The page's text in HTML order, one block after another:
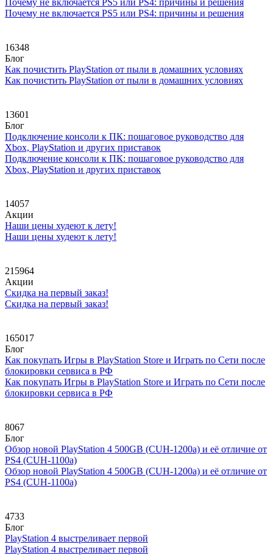
Почему не включается PS5 или PS4: причины и решения
16348
Блог
Как почистить PlayStation от пыли в домашних условиях
Как почистить PlayStation от пыли в домашних условиях
13601
Блог
Подключение консоли к ПК: пошаговое руководство для
Xbox, PlayStation и других приставок
Подключение консоли к ПК: пошаговое руководство для
Xbox, PlayStation и других приставок
14057
Акции
Наши цены худеют к лету!
Наши цены худеют к лету!
215964
Акции
Скидка на первый заказ!
Скидка на первый заказ!
165017
Блог
Как покупать Игры в PlayStation Store и Играть по Сети после
блокировки сервиса в РФ
Как покупать Игры в PlayStation Store и Играть по Сети после
блокировки сервиса в РФ
8067
Блог
Обзор новой PlayStation 4 500GB (CUH-1200a) и её отличие от
PS4 (CUH-1100a)
Обзор новой PlayStation 4 500GB (CUH-1200a) и её отличие от
PS4 (CUH-1100a)
4733
Блог
PlayStation 4 выстреливает первой
PlayStation 4 выстреливает первой